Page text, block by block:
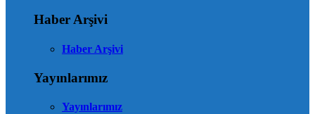
Haber Arşivi
Haber Arşivi
Yayınlarımız
Yayınlarımız